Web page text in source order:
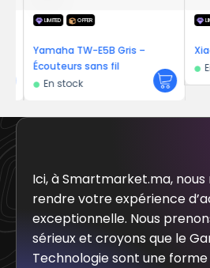
LIMITED OFFER
Yamaha TW-E5B Gris –
Écouteurs sans fil
En stock
Ici, à Smartmarket.ma,
rendre votre expérience
exceptionnelle. Nous
sérieux et croyons que le
Technologie sont une forme